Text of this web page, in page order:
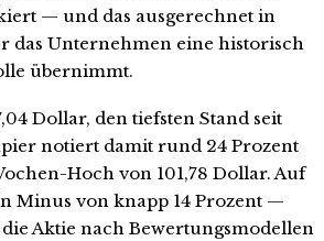
— und das ausgerechnet in
das Unternehmen eine historisch
übernimmt.
Dollar, den tiefsten Stand seit
notiert damit rund 24 Prozent
Hoch von 101,78 Dollar. Auf
Minus von knapp 14 Prozent —
Aktie nach Bewertungsmodellen